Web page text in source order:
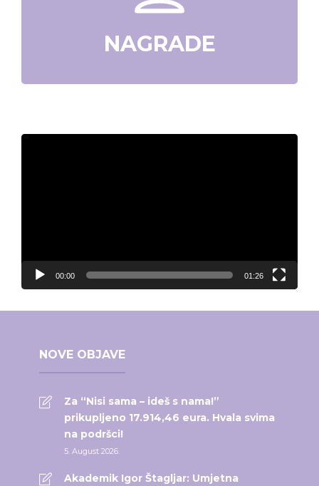
NAGRADE
Video
00:00 01:26
NOVE OBJAVE
Za “Nisi sama – ideš s nama!”
prikupljeno 17.914,46 eura. Hvala svima
na podršci!
5. August 2026.
Akademik Igor Štagljar: Umjetna